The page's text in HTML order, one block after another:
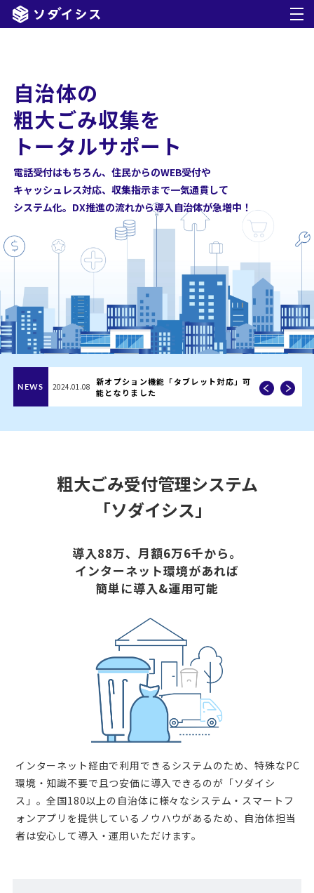
機能紹介
料金プラン
導入事例
お知らせ
自治体の
粗大ごみ収集を
トータルサポート
電話受付はもちろん、住民からのWEB受付や
キャッシュレス対応、収集指示まで一気通貫して
システム化。DX推進の流れから導入自治体が急増中！
NEWS 2024.01.08 新オプション機能「タブレット対応」可
能となりました
粗大ごみ受付管理システム
｢ソダイシス｣
導入88万、月額6万6千から。
インターネット環境があれば
簡単に導入&運用可能
インターネット経由で利用できるシステムのため、特殊なPC
環境・知識不要で且つ安価に導入できるのが「ソダイシ
ス」。全国180以上の自治体に様々なシステム・スマートフ
ォンアプリを提供しているノウハウがあるため、自治体担当
者は安心して導入・運用いただけます。